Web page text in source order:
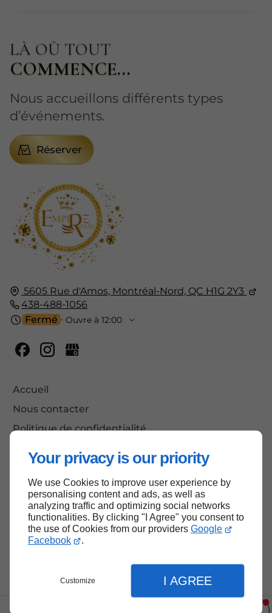
Your privacy is our priority
We use Cookies to improve user experience by
personalising content and ads, as well as
analyzing traffic and optimizing social networks
functionalities. By clicking "I Agree" you consent to
the use of Cookies from our providers Google
Facebook
.
Customize I AGREE
5605 Rue d'Amos, Montréal-Nord, QC H1G 2Y3
438-488-1056
Fermé ⋅ Ouvre à 12:00
Accueil
Nous contacter
Politique de confidentialité
LÀ OÙ TOUT
COMMENCE...
Nous accueillons différents types
d’événements.
Réserver
Haut de page